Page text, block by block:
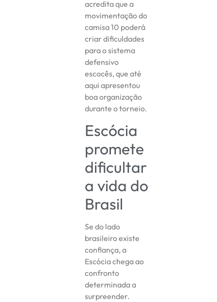
acredita que a
movimentação do
camisa 10 poderá
criar dificuldades
para o sistema
defensivo
escocês, que até
aqui apresentou
boa organização
durante o torneio.
Escócia
promete
dificultar
a vida do
Brasil
Se do lado
brasileiro existe
confiança, a
Escócia chega ao
confronto
determinada a
surpreender.